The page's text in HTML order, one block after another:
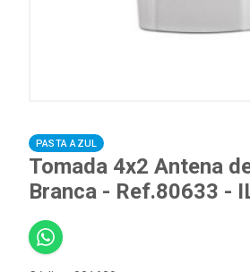
PASTA AZUL
Tomada 4x2 Antena
Branca - Ref.80633 -